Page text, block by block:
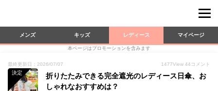
メンズ キッズ レディース マイページ
本ページはプロモーションを含みます
最終更新日：2026/07/07 1477View 44 コメント
決定
折りたたみできる完全遮光のレディース日傘、お
しゃれなおすすめは？